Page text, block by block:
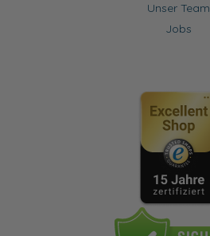
Unser Team
Jobs